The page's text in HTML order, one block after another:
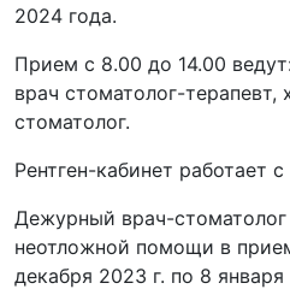
2024 года.
Прием с 8.00 до 14.00
врач стоматолог-терапевт,
стоматолог.
Рентген-кабинет работает
Дежурный врач-
неотложной помощи в
декабря 2023 г. по 8